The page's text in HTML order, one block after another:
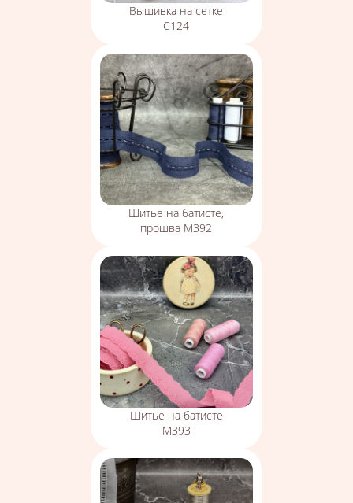
Вышивка на сетке
С124
Шитье на батисте,
прошва М392
Шитьё на батисте
М393